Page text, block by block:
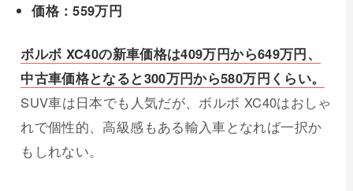
価格：559万円
ボルボ XC40の新車価格は409万円から649万円、
中古車価格となると300万円から580万円くらい。
SUV車は日本でも人気だが、ボルボ XC40はおしゃ
れで個性的、高級感もある輸入車となれば一択か
もしれない。